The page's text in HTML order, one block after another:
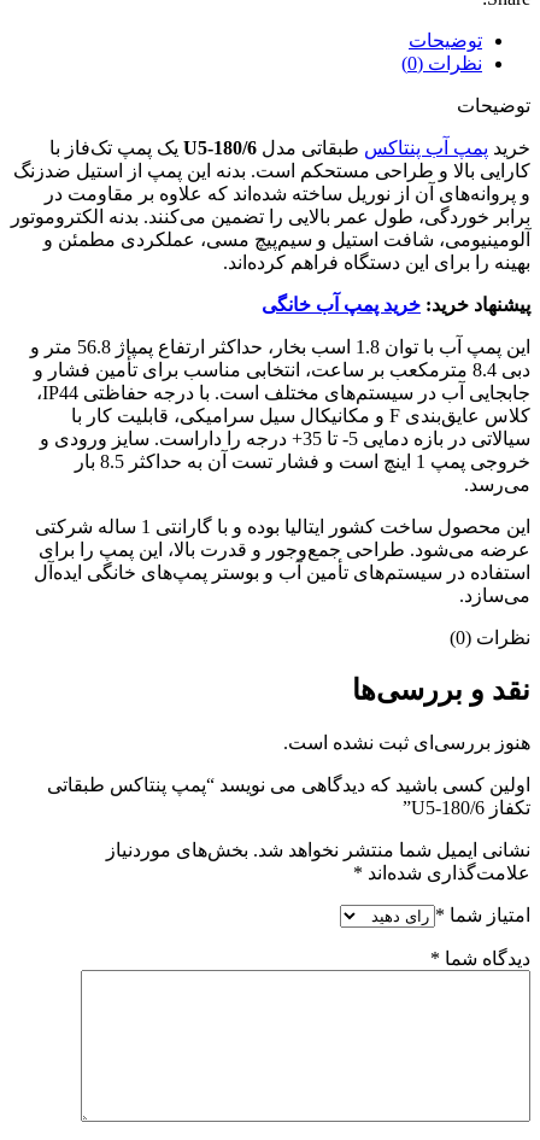
توضیحات
نظرات (0)
توضیحات
خرید پمپ آب پنتاکس طبقاتی مدل U5-180/6 یک پمپ تک‌فاز با
کارایی بالا و طراحی مستحکم است. بدنه این پمپ از استیل ضدزنگ
و پروانه‌های آن از نوریل ساخته شده‌اند که علاوه بر مقاومت در
برابر خوردگی، طول عمر بالایی را تضمین می‌کنند. بدنه الکتروموتور
آلومینیومی، شافت استیل و سیم‌پیچ مسی، عملکردی مطمئن و
بهینه را برای این دستگاه فراهم کرده‌اند.
پیشنهاد خرید: خرید پمپ آب خانگی
این پمپ آب با توان 1.8 اسب بخار، حداکثر ارتفاع پمپاژ 56.8 متر و
دبی 8.4 مترمکعب بر ساعت، انتخابی مناسب برای تأمین فشار و
جابجایی آب در سیستم‌های مختلف است. با درجه حفاظتی IP44،
کلاس عایق‌بندی F و مکانیکال سیل سرامیکی، قابلیت کار با
سیالاتی در بازه دمایی 5- تا 35+ درجه را داراست. سایز ورودی و
خروجی پمپ 1 اینچ است و فشار تست آن به حداکثر 8.5 بار
می‌رسد.
این محصول ساخت کشور ایتالیا بوده و با گارانتی 1 ساله شرکتی
عرضه می‌شود. طراحی جمع‌وجور و قدرت بالا، این پمپ را برای
استفاده در سیستم‌های تأمین آب و بوستر پمپ‌های خانگی ایده‌آل
می‌سازد.
نظرات (0)
نقد و بررسی‌ها
هنوز بررسی‌ای ثبت نشده است.
اولین کسی باشید که دیدگاهی می نویسد “پمپ پنتاکس طبقاتی
تکفاز U5-180/6”
نشانی ایمیل شما منتشر نخواهد شد. بخش‌های موردنیاز
علامت‌گذاری شده‌اند *
امتیاز شما *
دیدگاه شما *